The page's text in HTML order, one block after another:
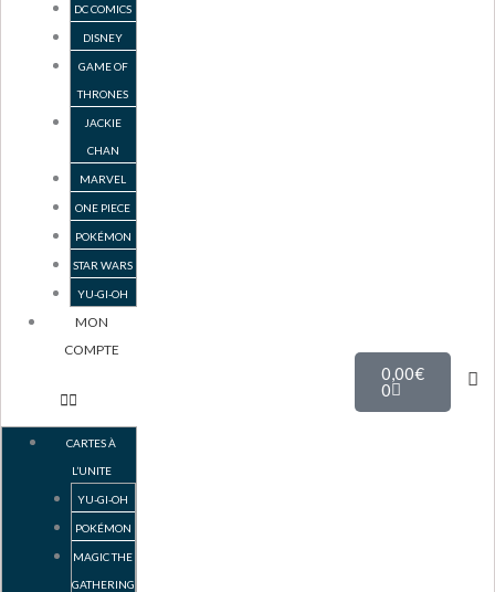
DC COMICS
DISNEY
GAME OF
THRONES
JACKIE
CHAN
MARVEL
ONE PIECE
POKÉMON
STAR WARS
YU-GI-OH
MON
COMPTE
CARTES À
L’UNITE
YU-GI-OH
POKÉMON
MAGIC THE
GATHERING
0,00€
0
Panier